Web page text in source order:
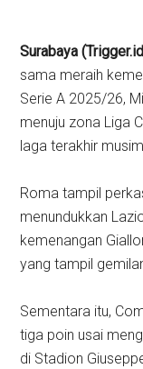
Surabaya
sama meraih
Serie A 2025/26,
menuju zona Liga
laga terakhir
Roma tampil
menundukkan
kemenangan
yang tampil
Sementara itu,
tiga poin usai
di Stadion